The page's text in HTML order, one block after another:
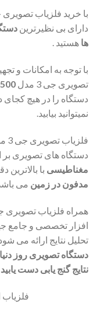
با خرید فلزیاب تصویری جی
دارای بی نظیرترین
ها هستید .
با توجه به امکانات و
تصویری جی 3 مدل
دستگاه را در هیچ کجای
نمیتوانید بیابید.
فلزیاب تصویری جی 3 مدل
دستگاه های تصویری
مغناطیسی با
مدفون در زمین می
همراه فلزیاب تصویری جی 3
افزار تخصصی و جامع
تحلیل نتایج ارائه می
دستگاه تصویری روز دنیا
نتایج گنج یابی دست
فلزیاب